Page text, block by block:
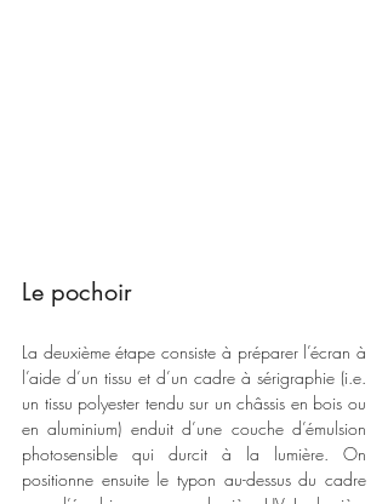
Le pochoir
La deuxième étape consiste à préparer l’écran à
l’aide d’un tissu et d’un cadre à sérigraphie (i.e.
un tissu polyester tendu sur un châssis en bois ou
en aluminium) enduit d’une couche d’émulsion
photosensible qui durcit à la lumière. On
positionne ensuite le typon au-dessus du cadre